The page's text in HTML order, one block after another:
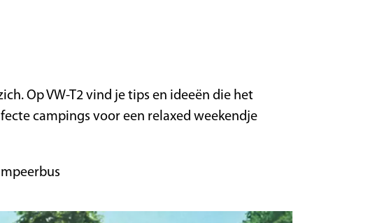
Op VW-T2 vind je tips en ideeën die het
campings voor een relaxed weekendje